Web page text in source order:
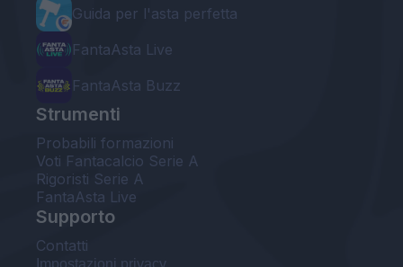
Guida per l'asta perfetta
FantaAsta Live
FantaAsta Buzz
Strumenti
Probabili formazioni
Voti Fantacalcio Serie A
Rigoristi Serie A
FantaAsta Live
Supporto
Contatti